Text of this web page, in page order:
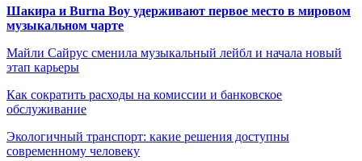
Шакира и Burna Boy удерживают первое место в мировом
музыкальном чарте
Майли Сайрус сменила музыкальный лейбл и начала новый
этап карьеры
Как сократить расходы на комиссии и банковское
обслуживание
Экологичный транспорт: какие решения доступны
современному человеку